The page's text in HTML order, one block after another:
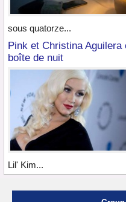
sous quatorze...
Pink et Christina
boîte de nuit
Lil' Kim...